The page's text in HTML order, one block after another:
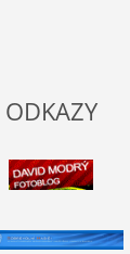
ODKAZY